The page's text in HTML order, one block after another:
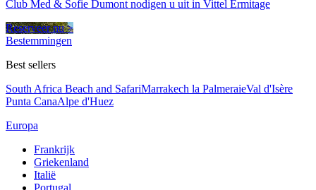
Club Med & Sofie Dumont nodigen u uit in Vittel Ermitage
Reserveer nu >
Bestemmingen
Best sellers
South Africa Beach and SafariMarrakech la PalmeraieVal d'Isère
Punta CanaAlpe d'Huez
Europa
Frankrijk
Griekenland
Italië